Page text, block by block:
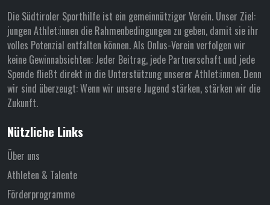
Die Südtiroler Sporthilfe ist ein gemeinnütziger Verein. Unser Ziel:
jungen Athlet:innen die Rahmenbedingungen zu geben, damit sie ihr
volles Potenzial entfalten können. Als Onlus-Verein verfolgen wir
keine Gewinnabsichten: Jeder Beitrag, jede Partnerschaft und jede
Spende fließt direkt in die Unterstützung unserer Athlet:innen. Denn
wir sind überzeugt: Wenn wir unsere Jugend stärken, stärken wir die
Zukunft.
Nützliche Links
Über uns
Athleten & Talente
Förderprogramme